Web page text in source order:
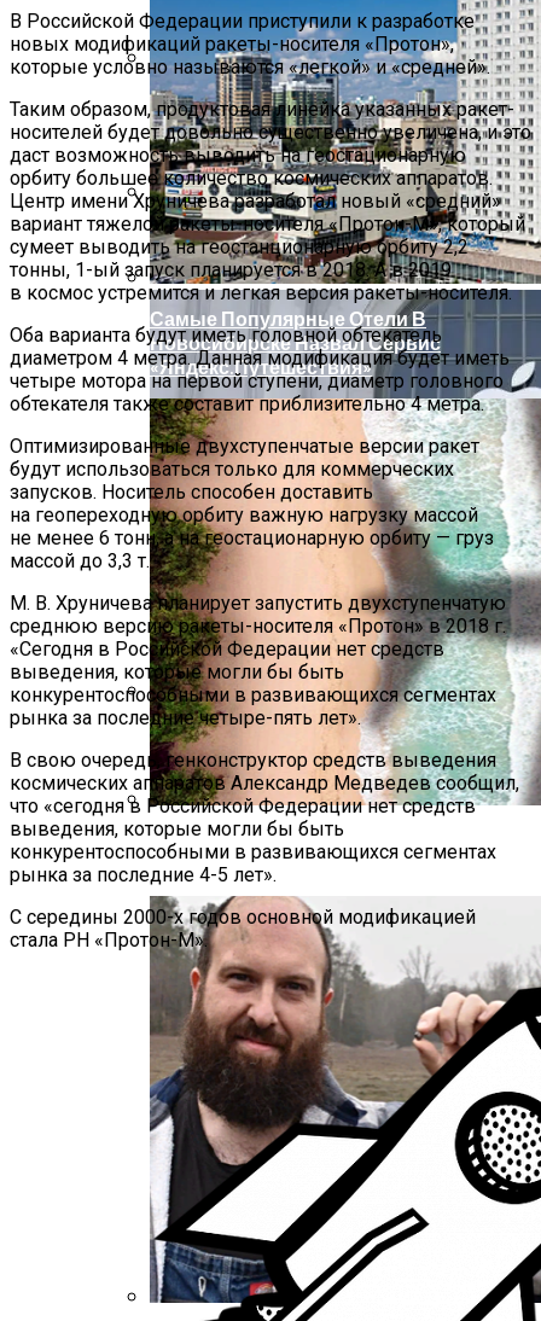
LG Electronics Раскрыла Тайну Новой
Версии Чехла QuickCover
Военным Потребовались Миллиарды
На Новые Спутники
Владельцы IPhone Готовятся Подать
В Суд На Apple
Самые Популярные Отели В
Новосибирске Назвал Сервис
«Яндекс.Путешествия»
Полетную Программу На Маврикий Из
России Продлили До Мая 2024
В Российской Федерации приступили к разработке
новых модификаций ракеты-носителя «Протон»,
которые условно называются «легкой» и «средней».
Таким образом, продуктовая линейка указанных ракет-
носителей будет довольно существенно увеличена, и это
даст возможность выводить на геостационарную
орбиту большее количество космических аппаратов.
Центр имени Хруничева разработал новый «средний»
вариант тяжелой ракеты-носителя «Протон-М», который
сумеет выводить на геостанционарную орбиту 2,2
тонны, 1-ый запуск планируется в 2018. А в 2019
в космос устремится и легкая версия ракеты-носителя.
Оба варианта будут иметь головной обтекатель
диаметром 4 метра. Данная модификация будет иметь
четыре мотора на первой ступени, диаметр головного
обтекателя также составит приблизительно 4 метра.
Оптимизированные двухступенчатые версии ракет
будут использоваться только для коммерческих
запусков. Носитель способен доставить
на геопереходную орбиту важную нагрузку массой
не менее 6 тонн, а на геостационарную орбиту — груз
массой до 3,3 т.
М. В. Хруничева планирует запустить двухступенчатую
среднюю версию ракеты-носителя «Протон» в 2018 г.
«Сегодня в Российской Федерации нет средств
выведения, которые могли бы быть
конкурентоспособными в развивающихся сегментах
рынка за последние четыре-пять лет».
В свою очередь, генконструктор средств выведения
космических аппаратов Александр Медведев сообщил,
что «сегодня в Российской Федерации нет средств
выведения, которые могли бы быть
конкурентоспособными в развивающихся сегментах
рынка за последние 4-5 лет».
С середины 2000-х годов основной модификацией
стала РН «Протон-М».